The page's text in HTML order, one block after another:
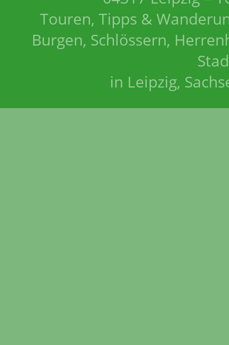
Touren, Tipps &
Burgen, Schlössern,
in Leipzig,